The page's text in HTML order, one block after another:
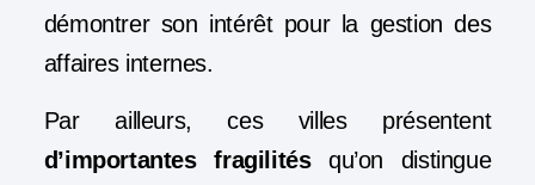
démontrer son intérêt pour la gestion des
affaires internes.
Par ailleurs, ces villes présentent
d’importantes fragilitésqu’on distingue